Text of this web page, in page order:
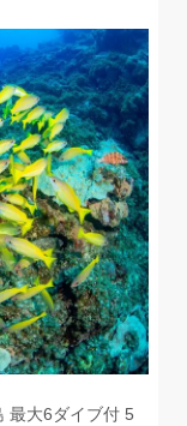
大6ダイブ付 5